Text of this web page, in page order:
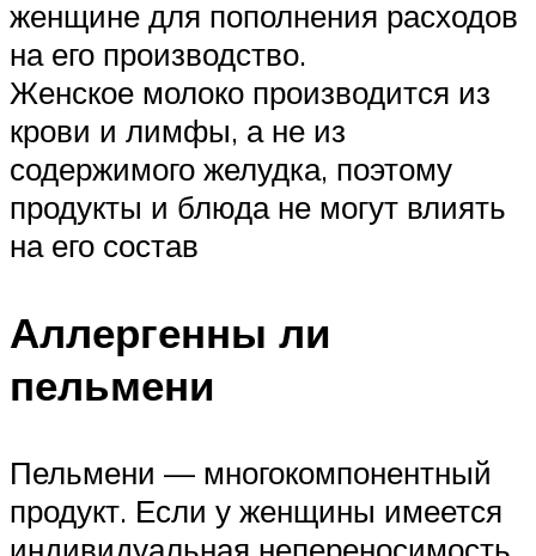
женщине для пополнения расходов
на его производство.
Женское молоко производится из
крови и лимфы, а не из
содержимого желудка, поэтому
продукты и блюда не могут влиять
на его состав
Аллергенны ли
пельмени
Пельмени — многокомпонентный
продукт. Если у женщины имеется